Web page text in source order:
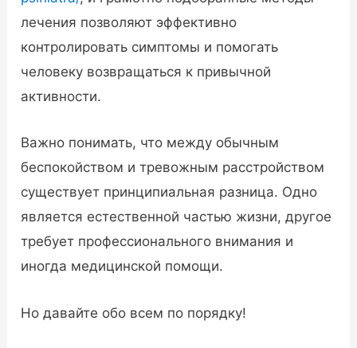
лечения позволяют эффективно
контролировать симптомы и помогать
человеку возвращаться к привычной
активности.
Важно понимать, что между обычным
беспокойством и тревожным расстройством
существует принципиальная разница. Одно
является естественной частью жизни, другое
требует профессионального внимания и
иногда медицинской помощи.
Но давайте обо всем по порядку!